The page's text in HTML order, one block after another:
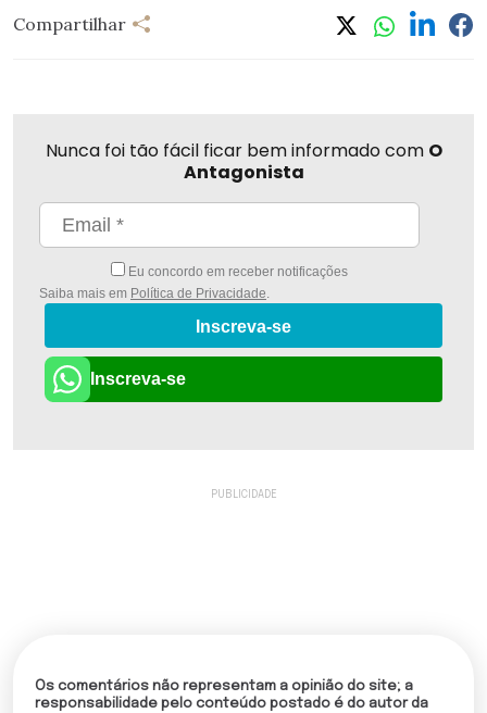
Compartilhar
Nunca foi tão fácil ficar bem informado com O
Antagonista
Eu concordo em receber notificações
Saiba mais em Política de Privacidade.
Inscreva-se
Inscreva-se
Os comentários não representam a opinião do site; a
responsabilidade pelo conteúdo postado é do autor da